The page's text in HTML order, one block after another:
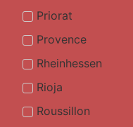
Priorat
Provence
Rheinhessen
Rioja
Roussillon